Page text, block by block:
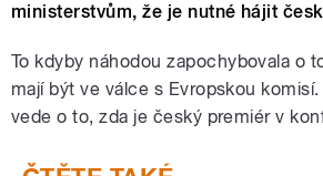
ministerstvům, že je nutné hájit
To kdyby náhodou zapochybovala o
mají být ve válce s Evropskou
vede o to, zda je český premiér v